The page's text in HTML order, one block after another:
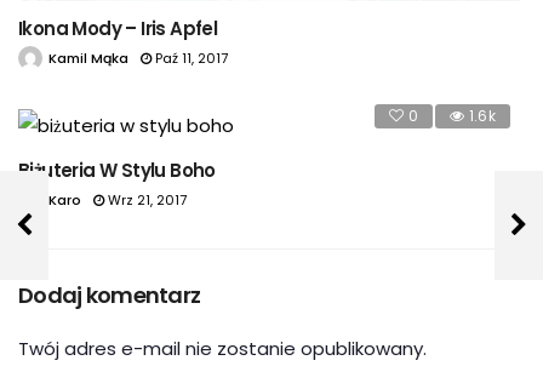
Ikona Mody – Iris Apfel
Kamil Mąka Paź 11, 2017
0 1.6k
Biżuteria W Stylu Boho
Karo Wrz 21, 2017
Dodaj komentarz
Twój adres e-mail nie zostanie opublikowany.